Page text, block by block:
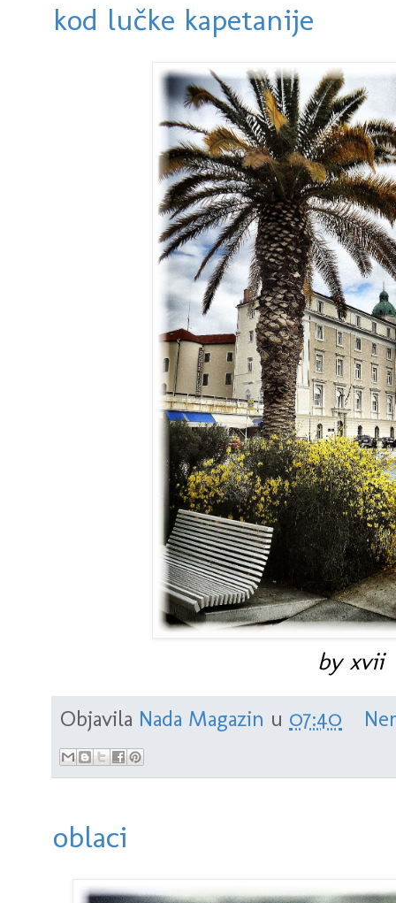
kod lučke kapetanije
by xvii
Objavila Nada Magazin u 07:40
oblaci